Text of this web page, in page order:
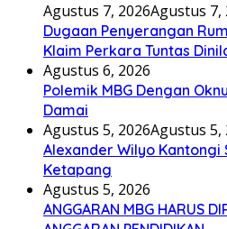
Agustus 7, 2026Agustus 7,
Dugaan Penyerangan
Klaim Perkara Tuntas
Agustus 6, 2026
Polemik MBG Dengan
Damai
Agustus 5, 2026Agustus 5,
Alexander Wilyo Kantongi
Ketapang
Agustus 5, 2026
ANGGARAN MBG HARUS